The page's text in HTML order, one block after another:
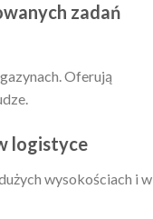
zadań
Oferują
logistyce
wysokościach i w